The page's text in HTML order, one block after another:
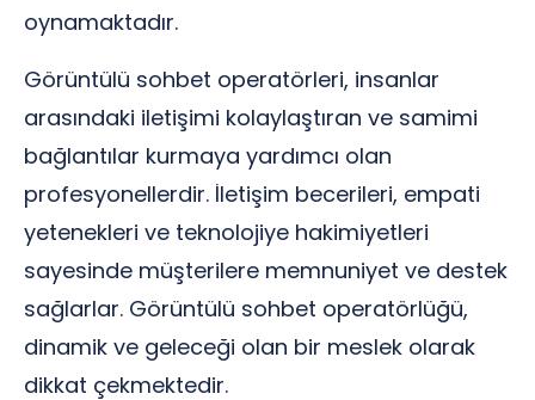
oynamaktadır.
Görüntülü sohbet operatörleri, insanlar
arasındaki iletişimi kolaylaştıran ve samimi
bağlantılar kurmaya yardımcı olan
profesyonellerdir. İletişim becerileri, empati
yetenekleri ve teknolojiye hakimiyetleri
sayesinde müşterilere memnuniyet ve destek
sağlarlar. Görüntülü sohbet operatörlüğü,
dinamik ve geleceği olan bir meslek olarak
dikkat çekmektedir.